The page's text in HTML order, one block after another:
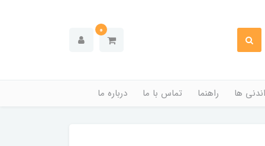
0
ها راهنما تماس با ما درباره ما